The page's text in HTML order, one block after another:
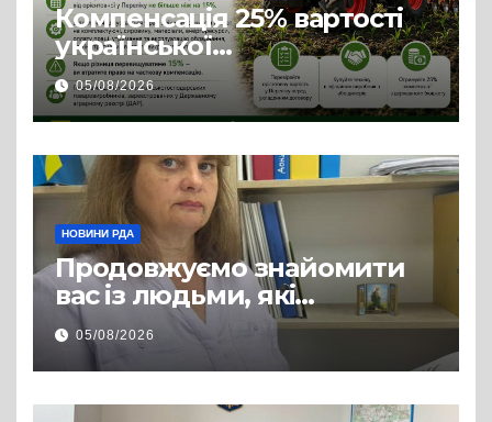
Компенсація 25% вартості
української
сільгосптехніки: що
змінилося для аграріїв
05/08/2026
НОВИНИ РДА
Продовжуємо знайомити
вас із людьми, які
допомагають нашим
захисникам і захисницям
повертатися до цивільного
життя
05/08/2026